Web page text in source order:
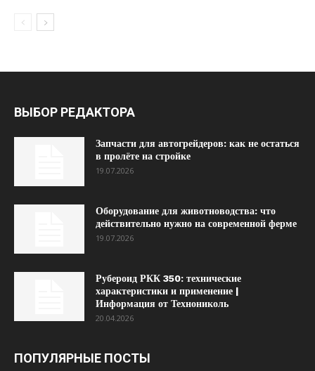
ВЫБОР РЕДАКТОРА
Запчасти для автогрейдеров: как не остаться
в пролёте на стройке
19.07.2026
Оборудование для животноводства: что
действительно нужно на современной ферме
19.07.2026
Рубероид РКК 350: технические
характеристики и применение |
Информация от Технониколь
20.04.2026
ПОПУЛЯРНЫЕ ПОСТЫ